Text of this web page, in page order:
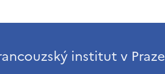
institut v Praze